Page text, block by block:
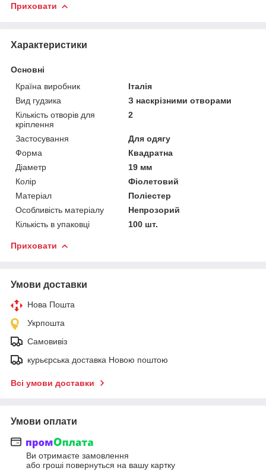
Приховати
Характеристики
Основні
Країна виробник
Італія
Вид гудзика
З наскрізними отворами
Кількість отворів для
кріплення
2
Застосування
Для одягу
Форма
Квадратна
Діаметр
19 мм
Колір
Фіолетовий
Матеріал
Поліестер
Особливість матеріалу
Непрозорий
Кількість в упаковці
100 шт.
Приховати
Умови доставки
Нова Пошта
Укрпошта
Самовивіз
курьєрська доставка Новою поштою
Всі умови доставки
Умови оплати
Ви отримаєте замовлення
або гроші повернуться на вашу картку